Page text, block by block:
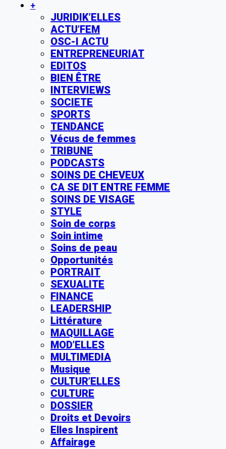
+
JURIDIK’ELLES
ACTU’FEM
OSC-I ACTU
ENTREPRENEURIAT
EDITOS
BIEN ÊTRE
INTERVIEWS
SOCIETE
SPORTS
TENDANCE
Vécus de femmes
TRIBUNE
PODCASTS
SOINS DE CHEVEUX
CA SE DIT ENTRE FEMME
SOINS DE VISAGE
STYLE
Soin de corps
Soin intime
Soins de peau
Opportunités
PORTRAIT
SEXUALITE
FINANCE
LEADERSHIP
Littérature
MAQUILLAGE
MOD’ELLES
MULTIMEDIA
Musique
CULTUR’ELLES
CULTURE
DOSSIER
Droits et Devoirs
Elles Inspirent
Affairage